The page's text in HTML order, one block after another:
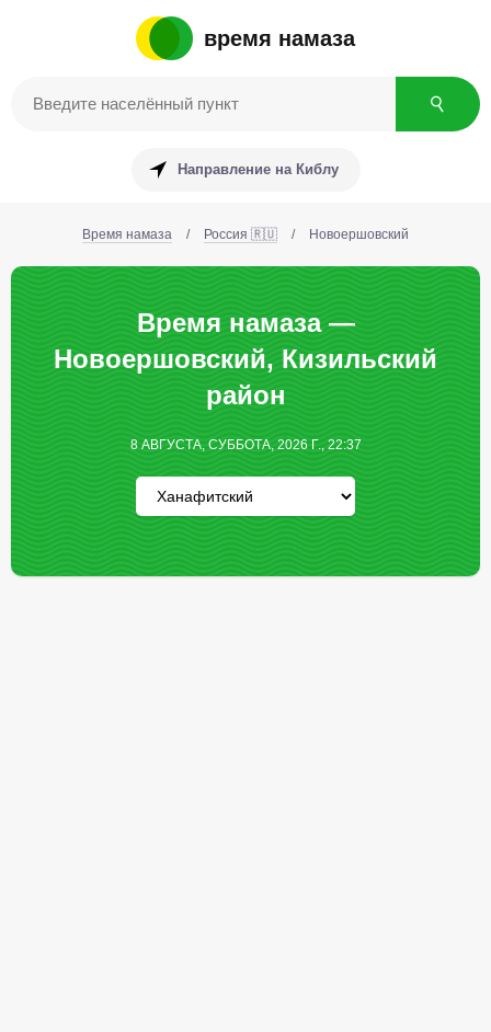
время намаза
Направление на Киблу
Время намаза / Россия 🇷🇺 / Новоершовский
Время намаза —
Новоершовский, Кизильский
район
8 АВГУСТА, СУББОТА, 2026 Г., 22:37